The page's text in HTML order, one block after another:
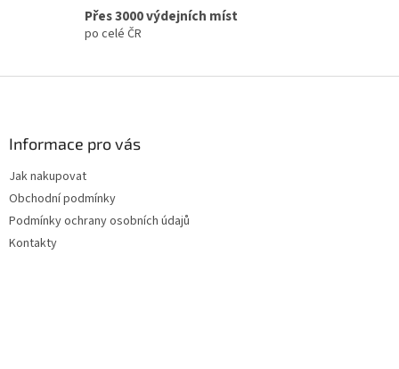
Přes 3000 výdejních míst
po celé ČR
Informace pro vás
Jak nakupovat
Obchodní podmínky
Podmínky ochrany osobních údajů
Kontakty